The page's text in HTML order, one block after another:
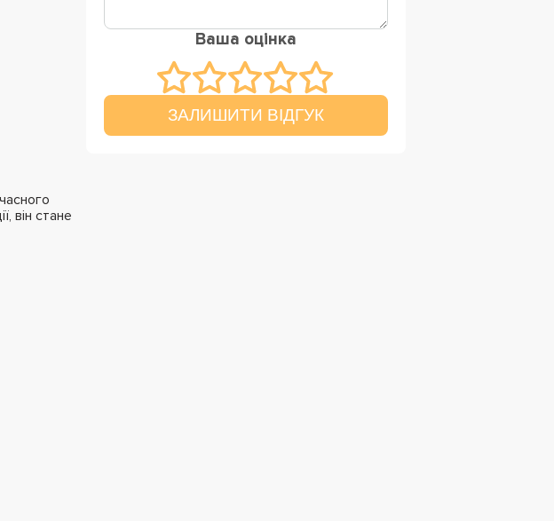
він стане
Ваша оцінка
ЗАЛИШИТИ ВІДГУК